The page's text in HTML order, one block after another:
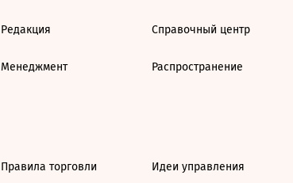
Редакция
Менеджмент
Справочный центр
Распространение
Правила торговли Идеи управления